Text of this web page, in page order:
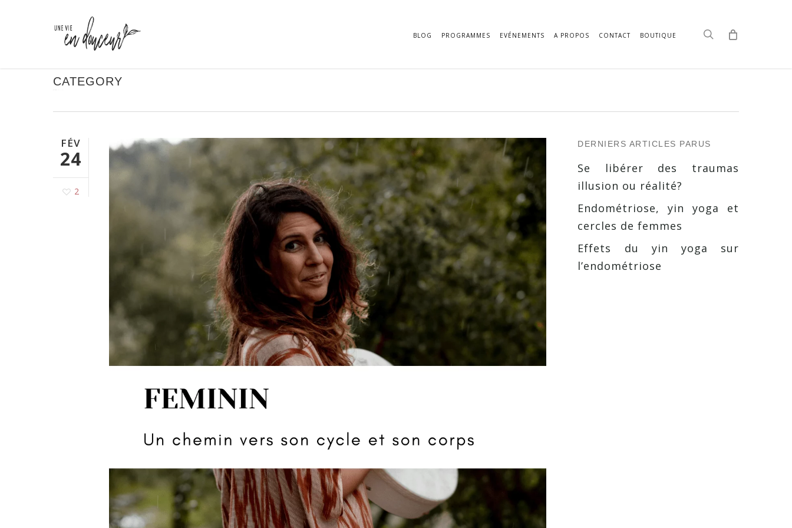
BLOG PROGRAMMES EVÉNEMENTS A PROPOS CONTACT BOUTIQUE search
CATEGORY
FÉV
24
2
DERNIERS ARTICLES PARUS
Se libérer des traumas
illusion ou réalité?
Endométriose, yin yoga et
cercles de femmes
Effets du yin yoga sur
l’endométriose